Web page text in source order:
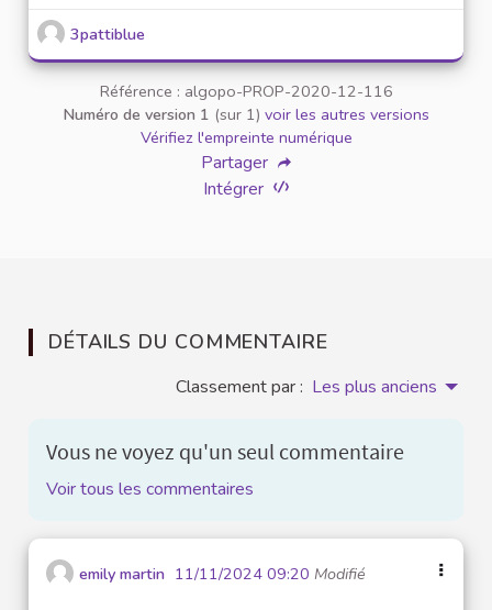
3pattiblue
Référence : algopo-PROP-2020-12-116
Numéro de version 1 (sur 1) voir les autres versions
Vérifiez l'empreinte numérique
Partager
Intégrer
DÉTAILS DU COMMENTAIRE
Classement par : Les plus anciens
Vous ne voyez qu'un seul commentaire
Voir tous les commentaires
emily martin 11/11/2024 09:20 Modifié